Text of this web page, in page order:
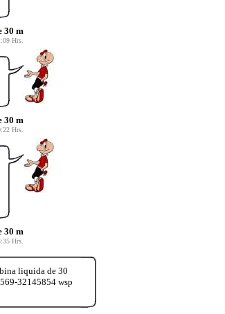
30 m
Hrs.
30 m
Hrs.
30 m
Hrs.
liquida de 30
32145854 wsp